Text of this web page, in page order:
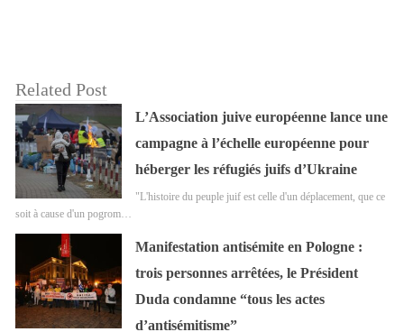
Related Post
L’Association juive européenne lance une
campagne à l’échelle européenne pour
héberger les réfugiés juifs d’Ukraine
"L'histoire du peuple juif est celle d'un déplacement, que ce
soit à cause d'un pogrom…
Manifestation antisémite en Pologne :
trois personnes arrêtées, le Président
Duda condamne “tous les actes
d’antisémitisme”